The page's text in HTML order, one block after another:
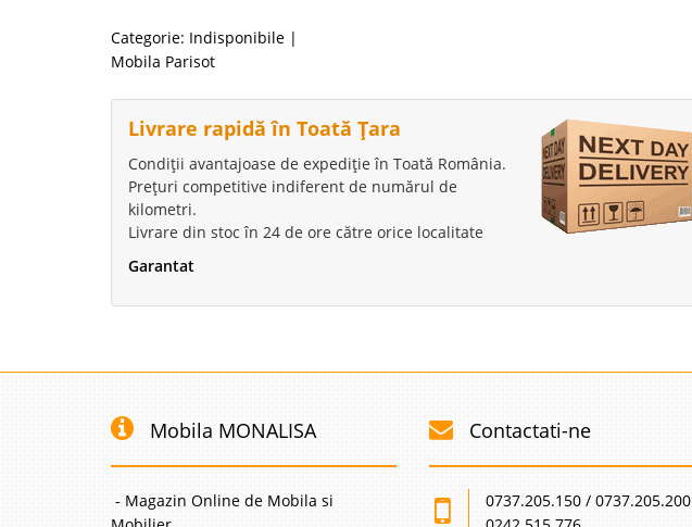
Categorie: Indisponibile |
Mobila Parisot
Livrare rapidă în Toată Țara
Condiții avantajoase de expediție în Toată România.
Prețuri competitive indiferent de numărul de
kilometri.
Livrare din stoc în 24 de ore către orice localitate
Garantat
Mobila MONALISA
- Magazin Online de Mobila si
Contactati-ne
0737.205.150 / 0737.205.200